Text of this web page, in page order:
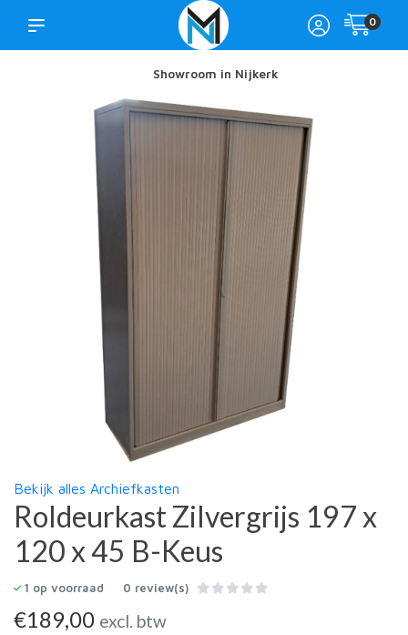
0
Showroom in Nijkerk
Bekijk alles Archiefkasten
Roldeurkast Zilvergrijs 197 x
120 x 45 B-Keus
1 op voorraad 0 review(s)
€189,00 excl. btw